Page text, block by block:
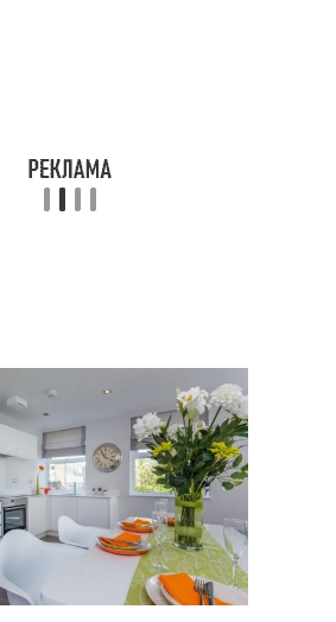
Треугольный стол
Материал для стола